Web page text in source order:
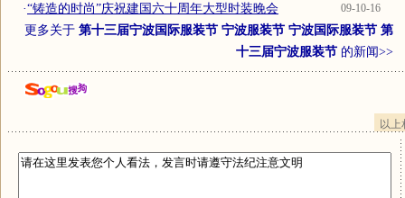
09-10-16
·“铸造的时尚”庆祝建国六十周年大型时装晚会
更多关于 第十三届宁波国际服装节 宁波服装节 宁波国际服装节 第
十三届宁波服装节 的新闻>>
以